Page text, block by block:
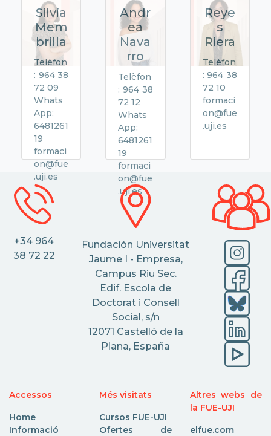
Silvia
Mem
brilla
Telèfon
: 964 38
72 09
Whats
App:
6481261
19
formaci
on@fue
.uji.es
Andr
ea
Nava
rro
Telèfon
: 964 38
72 12
Whats
App:
6481261
19
formaci
on@fue
.uji.es
Reye
s
Riera
Telèfon
: 964 38
72 10
formaci
on@fue
.uji.es
+34 964
38 72 22
Fundación Universitat
Jaume I - Empresa,
Campus Riu Sec.
Edif. Escola de
Doctorat i Consell
Social, s/n
12071 Castelló de la
Plana, España
Accessos
Home
Informació
Més visitats
Cursos FUE-UJI
Ofertes de
Altres webs de
la FUE-UJI
elfue.com